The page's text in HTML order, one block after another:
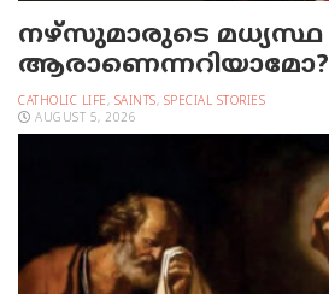
നഴ്‌സുമാരുടെ മധ്യസ്ഥ
ആരാണെന്നറിയാമോ?
CATHOLIC LIFE, SAINTS, SPECIAL STORIES
AUGUST 5, 2026